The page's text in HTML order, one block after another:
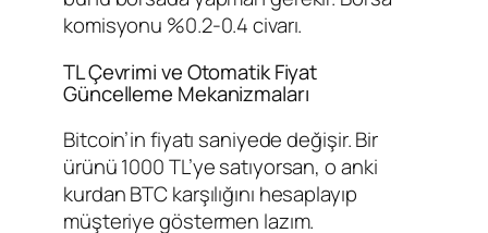
komisyonu %0.2-0.4 civarı.
TL Çevrimi ve Otomatik Fiyat
Güncelleme Mekanizmaları
Bitcoin’in fiyatı saniyede değişir. Bir
ürünü 1000 TL’ye satıyorsan, o anki
kurdan BTC karşılığını hesaplayıp
müşteriye göstermen lazım.